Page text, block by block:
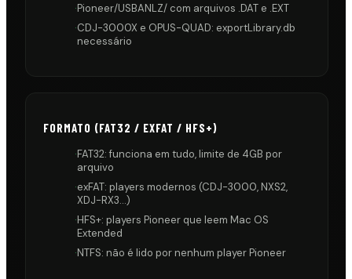
·Pioneer/USBANLZ/ com arquivos .DAT e .EXT
·CDJ-3000X e OPUS-QUAD: exportLibrary.db
necessário
FORMATO (FAT32 / EXFAT / HFS+)
·FAT32: funciona em tudo, limite de 4GB por
arquivo
·exFAT: players modernos (CDJ-3000, NXS2,
XDJ-RX3…)
·HFS+: players Pioneer que leem Mac OS
Extended
·NTFS: não é lido por nenhum player Pioneer